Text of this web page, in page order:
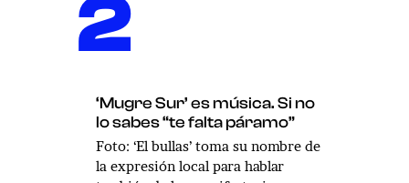
2
‘Mugre Sur’ es música. Si no
lo sabes “te falta páramo”
Foto: ‘El bullas’ toma su nombre de
la expresión local para hablar